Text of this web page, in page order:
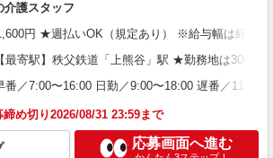
介護スタッフ
円 ★週払いOK（規定あり） ※給与幅は経験・
最寄駅】秩父鉄道「上熊谷」駅 ★勤務地は3000
番／7:00〜16:00 日勤／9:00〜18:00 遅番／
締め切り2026/08/31 23:59まで
応募画面へ進む